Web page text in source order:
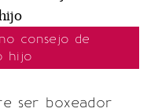
consejo de
hijo
ser boxeador